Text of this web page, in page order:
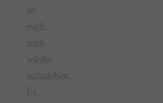
an
euch
auch
wieder
aufzuleben.
Es